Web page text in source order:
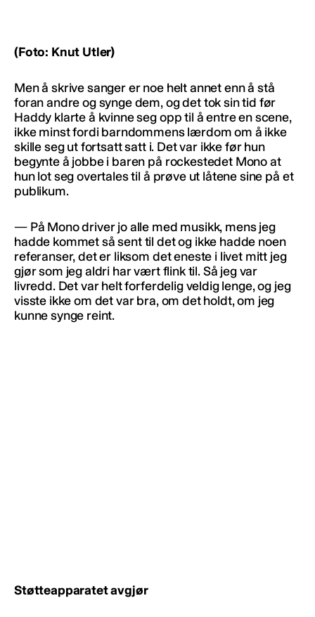
(Foto: Knut Utler)
Men å skrive sanger er noe helt annet enn å stå
foran andre og synge dem, og det tok sin tid før
Haddy klarte å kvinne seg opp til å entre en scene,
ikke minst fordi barndommens lærdom om å ikke
skille seg ut fortsatt satt i. Det var ikke før hun
begynte å jobbe i baren på rockestedet Mono at
hun lot seg overtales til å prøve ut låtene sine på et
publikum.
— På Mono driver jo alle med musikk, mens jeg
hadde kommet så sent til det og ikke hadde noen
referanser, det er liksom det eneste i livet mitt jeg
gjør som jeg aldri har vært flink til. Så jeg var
livredd. Det var helt forferdelig veldig lenge, og jeg
visste ikke om det var bra, om det holdt, om jeg
kunne synge reint.
Støtteapparatet avgjør